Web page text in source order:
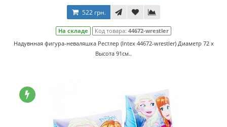
522 грн.
На складе Код товара: 44672-wrestler
Надувнная фигура-неваляшка Рестлер (Intex 44672-wrestler) Диаметр 72 x
Высота 91см..